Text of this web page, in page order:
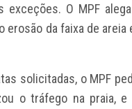
exceções. O MPF
erosão da faixa de
solicitadas, o MPF
o tráfego na praia,